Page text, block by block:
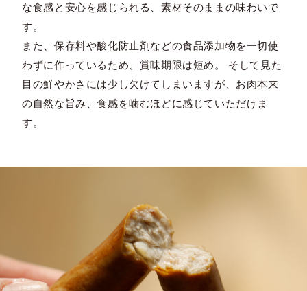
な食感と安心を感じられる、素材そのままの味わいで
す。
また、保存料や酸化防止剤などの食品添加物を一切使
わずに作っているため、賞味期限は短め。 そして見た
目の鮮やかさには少し欠けてしまいますが、お肉本来
の自然な旨み、食感を噛むほどに感じていただけま
す。